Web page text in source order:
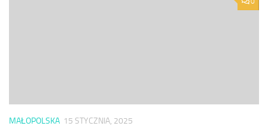
MAŁOPOLSKA 15 STYCZNIA, 2025